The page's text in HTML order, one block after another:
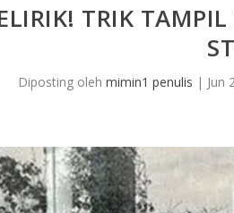
TRIK TAMPIL
Diposting olehmimin1 penulis | Jun